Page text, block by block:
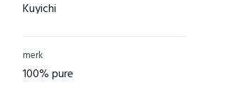
Kuyichi
Bamigo
CAYBOO
merk
100% pure